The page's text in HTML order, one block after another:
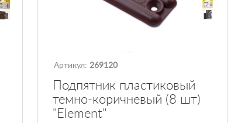
Артикул: 269120
Подпятник пластиковый
темно-коричневый (8 шт)
"Element"